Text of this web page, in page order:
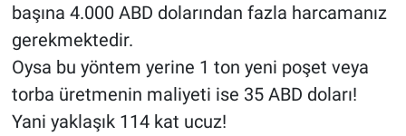
başına 4.000 ABD dolarından fazla harcamanız
gerekmektedir.
Oysa bu yöntem yerine 1 ton yeni poşet veya
torba üretmenin maliyeti ise 35 ABD doları!
Yani yaklaşık 114 kat ucuz!